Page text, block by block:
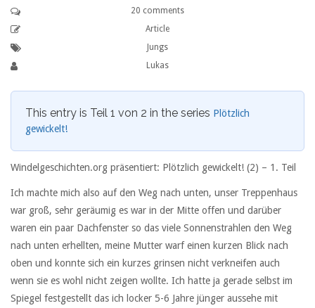
20 comments
Article
Jungs
Lukas
This entry is Teil 1 von 2 in the series Plötzlich
gewickelt!
Windelgeschichten.org präsentiert: Plötzlich gewickelt! (2) – 1. Teil
Ich machte mich also auf den Weg nach unten, unser Treppenhaus
war groß, sehr geräumig es war in der Mitte offen und darüber
waren ein paar Dachfenster so das viele Sonnenstrahlen den Weg
nach unten erhellten, meine Mutter warf einen kurzen Blick nach
oben und konnte sich ein kurzes grinsen nicht verkneifen auch
wenn sie es wohl nicht zeigen wollte. Ich hatte ja gerade selbst im
Spiegel festgestellt das ich locker 5-6 Jahre jünger aussehe mit